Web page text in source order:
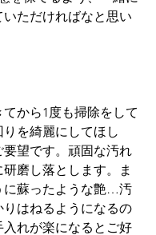
ただければなと思い
てから1度も掃除をして
を綺麗にしてほし
望です。頑固な汚れ
磨し落とします。ま
に蘇ったような艶…汚
はねるようになるの
れが楽になるとご好